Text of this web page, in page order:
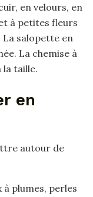
en velours, en
à petites fleurs
salopette en
La chemise à
la taille.
en
autour de
à plumes, perles